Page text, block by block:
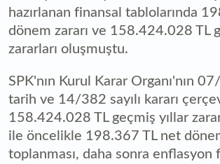
hazırlanan finansal tablolarında
dönem zararı ve 158.424.028 TL
zararları oluşmuştu.
SPK'nın Kurul Karar Organı'nın
tarih ve 14/382 sayılı kararı
158.424.028 TL geçmiş yıllar
ile öncelikle 198.367 TL net
toplanması, daha sonra enflasyon